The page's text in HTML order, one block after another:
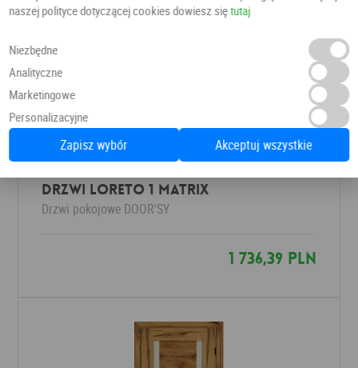
DRZWI LORETO 1 MATRIX
Drzwi pokojowe DOOR'SY
1 736,39 PLN
naszej polityce dotyczącej cookies dowiesz siętutaj
Niezbędne
Analityczne
Marketingowe
Personalizacyjne
Zapisz wybór Akceptuj wszystkie